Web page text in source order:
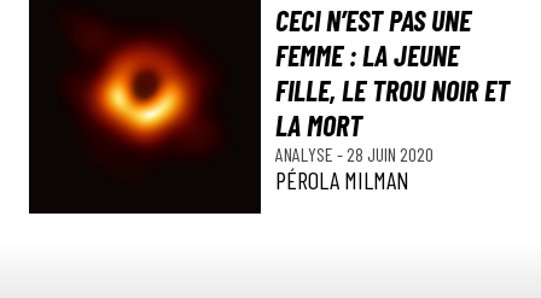
CECI N’EST PAS UNE
FEMME : LA JEUNE
FILLE, LE TROU NOIR ET
LA MORT
ANALYSE - 28 JUIN 2020
PÉROLA MILMAN